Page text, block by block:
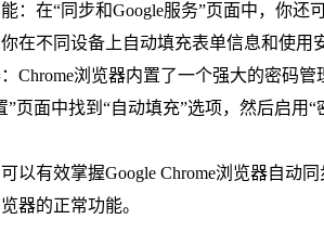
：在“同步和Google服务”页面中，你还
在不同设备上自动填充表单信息和使用
Chrome浏览器内置了一个强大的密码
”页面中找到“自动填充”选项，然后启用
以有效掌握Google Chrome浏览器自动
器的正常功能。